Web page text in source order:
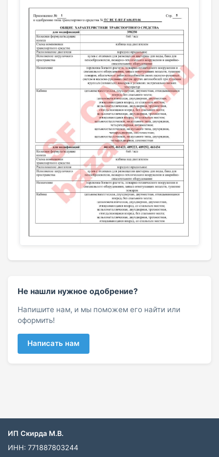
Не нашли нужное одобрение?
Напишите нам, и мы поможем его найти или
оформить!
Написать нам
ИП Скирда М.В.
ИНН: 771887803244